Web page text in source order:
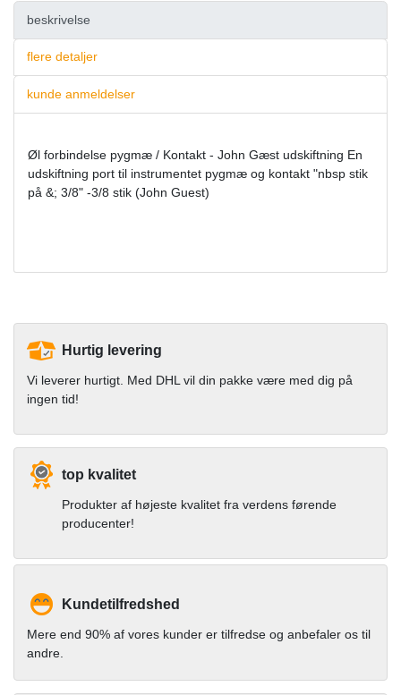
beskrivelse
flere detaljer
kunde anmeldelser
Øl forbindelse pygmæ / Kontakt - John Gæst udskiftning En
udskiftning port til instrumentet pygmæ og kontakt "nbsp stik
på &; 3/8" -3/8 stik (John Guest)
Hurtig levering
Vi leverer hurtigt. Med DHL vil din pakke være med dig på
ingen tid!
top kvalitet
Produkter af højeste kvalitet fra verdens førende
producenter!
Kundetilfredshed
Mere end 90% af vores kunder er tilfredse og anbefaler os til
andre.